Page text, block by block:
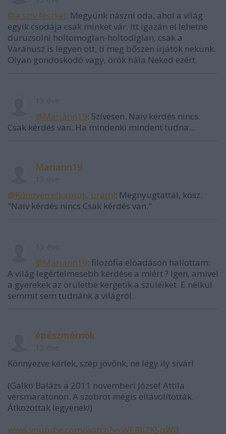
@a szív fészkei: Megyünk nászni oda, ahol a világ
egyik csodája csak minket vár. Itt igazán el lehetne
duruzsolni holtomoglan-holtodiglan, csak a
Varánusz is legyen ott, ti meg bőszen írjatok nekünk.
Olyan gondoskodó vagy, örök hála Neked ezért.
@Mariann19: Szívesen. Naiv kérdés nincs.
Csak kérdés van. Ha mindenki mindent tudna...
Mariann19
@Könnyen elkaptuk, uram!: Megnyugtattál, kösz.
"Naív kérdés nincs.Csak kérdés van."
@Mariann19: filozófia elöadáson hallottam:
A világ legértelmesebb kérdése a miért ? Igen, amivel
a gyerekek az örületbe kergetik a szüleiket. E nélkül
semmit sem tudnánk a világról.
épészmérnök
Könnyezve kérlek, szép jövőnk, ne légy ily sivár!
(Galkó Balázs a 2011 novemberi József Attila
versmaratonon. A szobrot mégis eltávolították.
Átkozottak legyenek!)
www.youtube.com/watch?v=WERIjZK5qW0